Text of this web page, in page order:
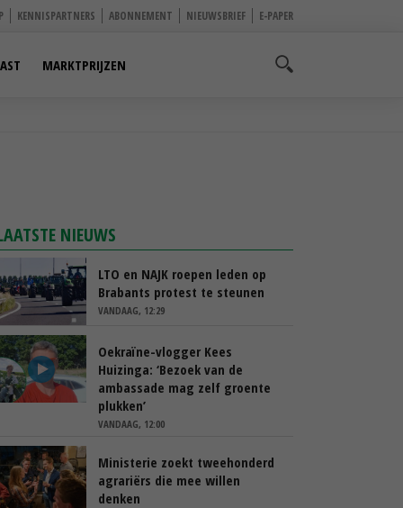
KENNISPARTNERS ABONNEMENT NIEUWSBRIEF E-PAPER
MARKTPRIJZEN
NIEUWS
LTO en NAJK roepen leden op
Brabants protest te steunen
VANDAAG, 12:29
Oekraïne-vlogger Kees
Huizinga: ‘Bezoek van de
ambassade mag zelf groente
plukken’
VANDAAG, 12:00
Ministerie zoekt tweehonderd
agrariërs die mee willen
denken